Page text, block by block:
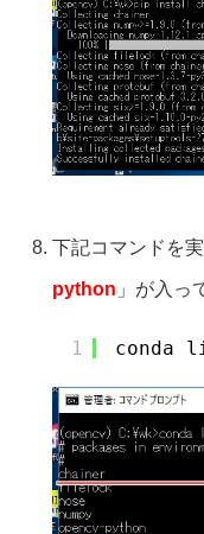
下記コマンドを実
python 」が入っ
1 conda